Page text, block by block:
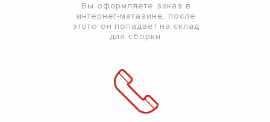
Вы оформляете заказ в
интернет-магазине, после
этого он попадает на склад
для сборки.